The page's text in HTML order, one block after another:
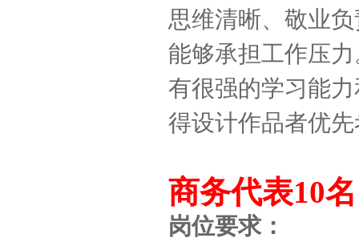
思维清晰、敬业
能够承担工作压
有很强的学习能
得设计作品者优
商务代表10名
岗位要求：